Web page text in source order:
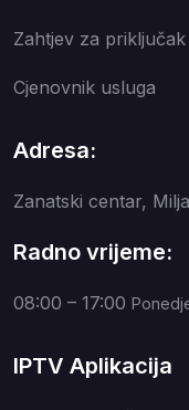
Zahtjev za priključak
Cjenovnik usluga
Adresa:
Zanatski centar,
Radno vrijeme:
08:00 – 17:00
IPTV Aplikacija